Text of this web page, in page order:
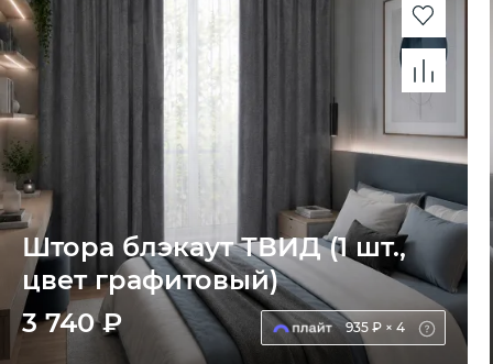
Штора блэкаут ТВИД (1 шт.,
цвет графитовый)
3 740 ₽
935 ₽ × 4